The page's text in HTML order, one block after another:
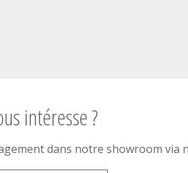
intéresse ?
dans notre showroom via